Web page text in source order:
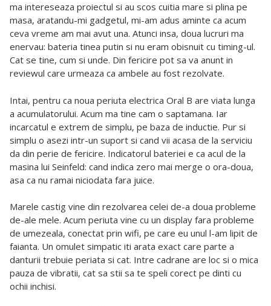
ma intereseaza proiectul si au scos cuitia mare si plina pe
masa, aratandu-mi gadgetul, mi-am adus aminte ca acum
ceva vreme am mai avut una. Atunci insa, doua lucruri ma
enervau: bateria tinea putin si nu eram obisnuit cu timing-ul.
Cat se tine, cum si unde. Din fericire pot sa va anunt in
reviewul care urmeaza ca ambele au fost rezolvate.
Intai, pentru ca noua periuta electrica Oral B are viata lunga
a acumulatorului. Acum ma tine cam o saptamana. Iar
incarcatul e extrem de simplu, pe baza de inductie. Pur si
simplu o asezi intr-un suport si cand vii acasa de la serviciu
da din perie de fericire. Indicatorul bateriei e ca acul de la
masina lui Seinfeld: cand indica zero mai merge o ora-doua,
asa ca nu ramai niciodata fara juice.
Marele castig vine din rezolvarea celei de-a doua probleme
de-ale mele. Acum periuta vine cu un display fara probleme
de umezeala, conectat prin wifi, pe care eu unul l-am lipit de
faianta. Un omulet simpatic iti arata exact care parte a
danturii trebuie periata si cat. Intre cadrane are loc si o mica
pauza de vibratii, cat sa stii sa te speli corect pe dinti cu
ochii inchisi.